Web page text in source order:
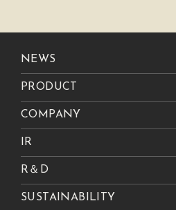
NEWS
PRODUCT
COMPANY
IR
R＆D
SUSTAINABILITY